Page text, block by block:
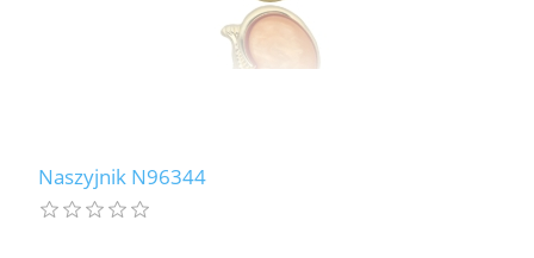
Naszyjnik N96344